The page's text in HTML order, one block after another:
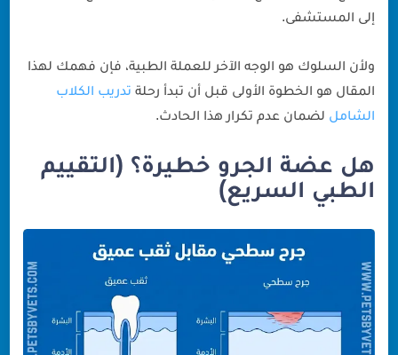
إلى المستشفى.
ولأن السلوك هو الوجه الآخر للعملة الطبية، فإن فهمك لهذا
المقال هو الخطوة الأولى قبل أن تبدأ رحلة تدريب الكلاب
الشامل لضمان عدم تكرار هذا الحادث.
هل عضة الجرو خطيرة؟ (التقييم
الطبي السريع)